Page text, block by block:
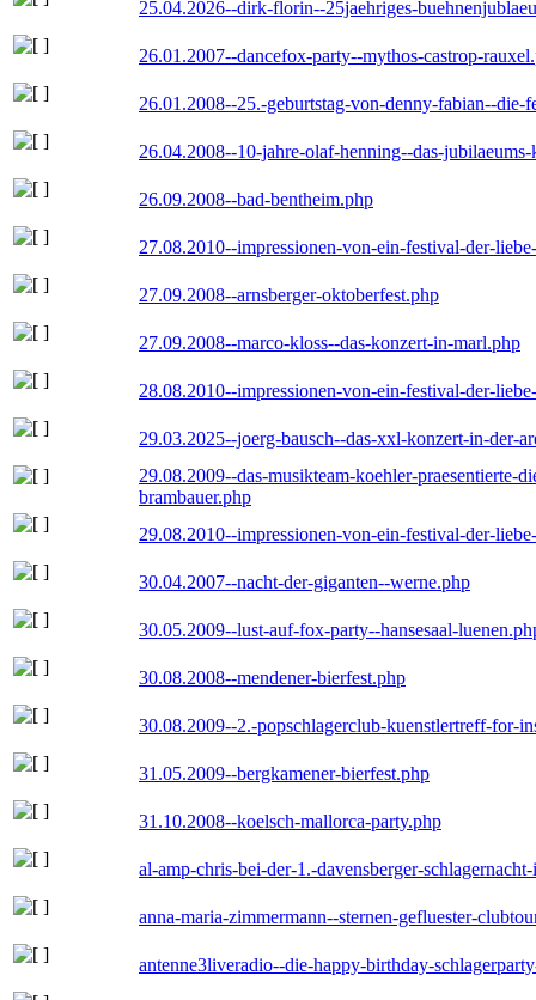
25.04.2026--dirk-florin--25jaehriges-
26.01.2007--dancefox-party--mythos-castrop-
26.01.2008--25.-geburtstag-von-denny-fabian--die-
26.04.2008--10-jahre-olaf-henning--das-
26.09.2008--bad-bentheim.php
27.08.2010--impressionen-von-ein-festival-der-
27.09.2008--arnsberger-oktoberfest.php
27.09.2008--marco-kloss--das-konzert-in-marl.php
28.08.2010--impressionen-von-ein-festival-der-
29.03.2025--joerg-bausch--das-xxl-konzert-in-der-
29.08.2009--das-musikteam-koehler-praesentierte-
brambauer.php
29.08.2010--impressionen-von-ein-festival-der-
30.04.2007--nacht-der-giganten--werne.php
30.05.2009--lust-auf-fox-party--hansesaal-
30.08.2008--mendener-bierfest.php
30.08.2009--2.-popschlagerclub-kuenstlertreff-for-
31.05.2009--bergkamener-bierfest.php
31.10.2008--koelsch-mallorca-party.php
al-amp-chris-bei-der-1.-davensberger-
anna-maria-zimmermann--sternen-gefluester-
antenne3liveradio--die-happy-birthday-